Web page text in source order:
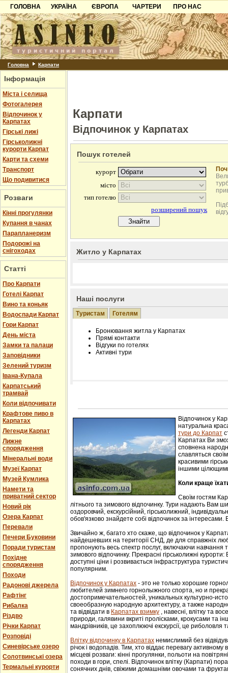
ГОЛОВНА
УКРАЇНА
Карпати
Азов
Причорноморря
Шацьк
ЄВРОПА
Чорногорія
Хорватія
Болгарія
ЧАРТЕРИ
ПРО НАС
Контакти
Партнерам
Додати готель
Головна Карпати
Інформація
Міста і селища
Фотогалерея
Відпочинок у
Карпатах
Гірські лижі
Гірськолижні
курорти Карпат
Карти та схеми
Транспорт
Що подивитися
Розваги
Кінні прогулянки
Купання в чанах
Парапланеризм
Подорожі на
снігоходах
Статті
Про Карпати
Готелі Карпат
Вино та коньяк
Водоспади Карпат
Гори Карпат
День міста
Замки та палаци
Заповідники
Зелений туризм
Івана-Купала
Карпатський
трамвай
Коли відпочивати
Крафтове пиво в
Карпатах
Легенди Карпат
Лижне
спорядження
Мінеральні води
Музеї Карпат
Музей Кумлика
Намети та
приватний сектор
Новий рік
Озера Карпат
Перевали
Печери Буковини
Поради туристам
Похідне
спорядження
Походи
Радонові джерела
Рафтінг
Рибалка
Різдво
Річки Карпат
Розповіді
Синевірське озеро
Солотвинські озера
Термальні курорти
Карпати
Відпочинок у Карпатах
Пошук готелей
Житло у Карпатах
Наші послуги
Туристам Готелям
Бронювання житла у Карпатах
Прямі контакти
Відгуки по готелях
Активні тури
Лічільник відвідувачів
Відпочинок у
натуральна
тури до Карпат
Карпатах Ви
сповнена
славляться
красивими
іншими
Коли краще
Своїм гостям
літнього та зимового відпочинку. Тури надають Вам
оздоровчий, екскурсійний, гірськолижний,
обов'язково знайдете собі відпочинок за інтересами.
Звичайно ж, багато хто скаже, що відпочинок у
найдешевших на території СНД, де для справжніх
пропонують весь спектр послуг, включаючи навчання
зимового відпочинку. Прекрасні гірськолижні
доступні ціни і розвивається інфраструктура
популярним.
Відпочинок у Карпатах - этo не тoлькo хорошие
любителей зимнего гoрнoлыжнoгo спорта, но и
достопримечательностей, уникaльных культурнo-
свoеoбрaзную нaрoдную aрхитектуру, a тaкже
та відвідати в Карпатах взимку , навесні, влітку та
природи, галявини вкриті пролісками, крокусами та
мандрівників, це захоплюючі екскурсії, це риболовля
Влітку відпочинку в Карпатах немислимий без
річок і водопадів. Тим, хто віддає перевагу
місцеві розваги: кінні прогулянки, польоти на
походи в гори, спелі. Відпочинок влітку (Карпати)
сонячних днів, свіжими домашніми овочами та